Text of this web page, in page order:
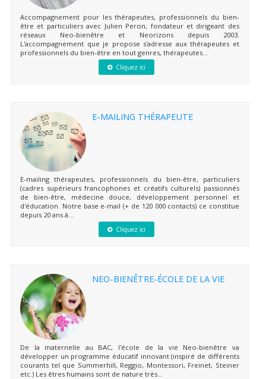
Accompagnement pour les thérapeutes, professionnels du bien-
être et particuliers avec Julien Peron, fondateur et dirigeant des
réseaux Neo-bienêtre et Neorizons depuis 2003.
L'accompagnement que je propose s'adresse aux thérapeutes et
professionnels du bien-être en tout genres, thérapeutes...
Cliquez ici
E-MAILING THÉRAPEUTE
E-mailing thérapeutes, professionnels du bien-être, particuliers
(cadres supérieurs francophones et créatifs culturels) passionnés
de bien-être, médecine douce, développement personnel et
d'éducation. Notre base e-mail (+ de 120 000 contacts) ce constitue
depuis 20 ans à...
Cliquez ici
NEO-BIENÊTRE-ÉCOLE DE LA VIE
De la maternelle au BAC, l'école de la vie Neo-bienêtre va
développer un programme éducatif innovant (inspiré de différents
courants tel que Summerhill, Reggio, Montessori, Freinet, Steiner
etc.) Les êtres humains sont de nature très...